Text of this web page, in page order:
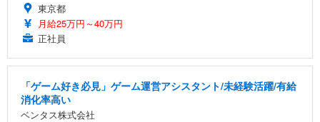
東京都
月給25万円～40万円
正社員
「ゲーム好き必見」ゲーム運営アシスタント/未経験活躍/有給
消化率高い
ベンタス株式会社